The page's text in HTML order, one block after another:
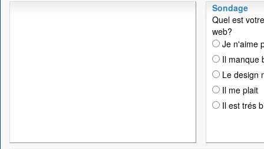
Sondage
Quel est
web?
Je n'aime
Il manque
Le design
Il me plait
Il est trés